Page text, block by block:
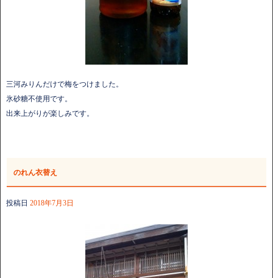
三河みりんだけで梅をつけました。
氷砂糖不使用です。
出来上がりが楽しみです。
のれん衣替え
投稿日 2018年7月3日